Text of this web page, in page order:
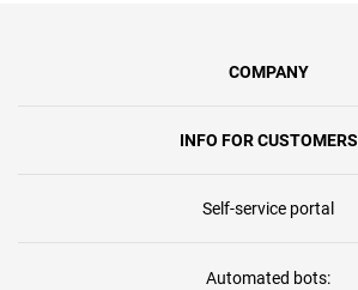
COMPANY
INFO FOR CUSTOMERS
Self-service portal
Automated bots: